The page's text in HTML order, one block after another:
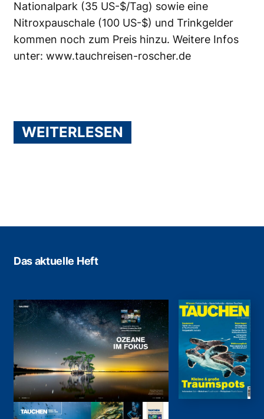
Nationalpark (35 US-$/Tag) sowie eine
Nitroxpauschale (100 US-$) und Trinkgelder
kommen noch zum Preis hinzu. Weitere Infos
unter: www.tauchreisen-roscher.de
WEITERLESEN
Das aktuelle Heft